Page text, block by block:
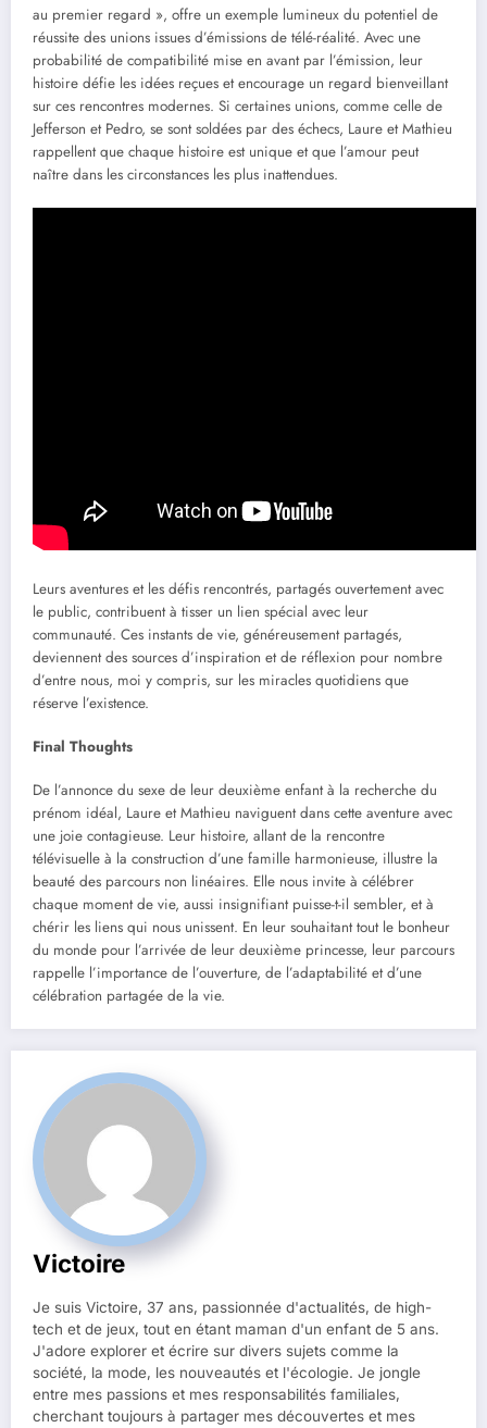
au premier regard », offre un exemple lumineux du potentiel de
réussite des unions issues d’émissions de télé-réalité. Avec une
probabilité de compatibilité mise en avant par l’émission, leur
histoire défie les idées reçues et encourage un regard bienveillant
sur ces rencontres modernes. Si certaines unions, comme celle de
Jefferson et Pedro, se sont soldées par des échecs, Laure et Mathieu
rappellent que chaque histoire est unique et que l’amour peut
naître dans les circonstances les plus inattendues.
Leurs aventures et les défis rencontrés, partagés ouvertement avec
le public, contribuent à tisser un lien spécial avec leur
communauté. Ces instants de vie, généreusement partagés,
deviennent des sources d’inspiration et de réflexion pour nombre
d’entre nous, moi y compris, sur les miracles quotidiens que
réserve l’existence.
Final Thoughts
De l’annonce du sexe de leur deuxième enfant à la recherche du
prénom idéal, Laure et Mathieu naviguent dans cette aventure avec
une joie contagieuse. Leur histoire, allant de la rencontre
télévisuelle à la construction d’une famille harmonieuse, illustre la
beauté des parcours non linéaires. Elle nous invite à célébrer
chaque moment de vie, aussi insignifiant puisse-t-il sembler, et à
chérir les liens qui nous unissent. En leur souhaitant tout le bonheur
du monde pour l’arrivée de leur deuxième princesse, leur parcours
rappelle l’importance de l’ouverture, de l’adaptabilité et d’une
célébration partagée de la vie.
Victoire
Je suis Victoire, 37 ans, passionnée d'actualités, de high-
tech et de jeux, tout en étant maman d'un enfant de 5 ans.
J'adore explorer et écrire sur divers sujets comme la
société, la mode, les nouveautés et l'écologie. Je jongle
entre mes passions et mes responsabilités familiales,
cherchant toujours à partager mes découvertes et mes